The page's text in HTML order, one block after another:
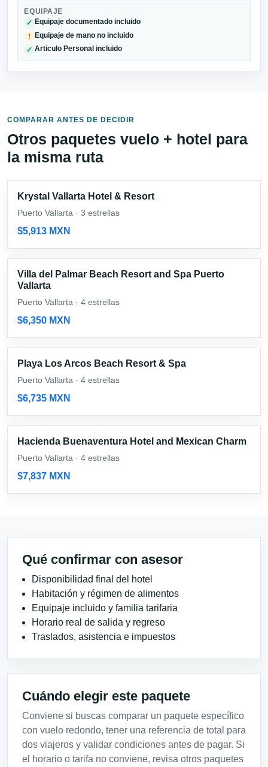
EQUIPAJE
✓ Equipaje documentado incluido
! Equipaje de mano no incluido
✓ Articulo Personal incluido
COMPARAR ANTES DE DECIDIR
Otros paquetes vuelo + hotel para
la misma ruta
Krystal Vallarta Hotel & Resort
Puerto Vallarta · 3 estrellas
$5,913 MXN
Villa del Palmar Beach Resort and Spa Puerto
Vallarta
Puerto Vallarta · 4 estrellas
$6,350 MXN
Playa Los Arcos Beach Resort & Spa
Puerto Vallarta · 4 estrellas
$6,735 MXN
Hacienda Buenaventura Hotel and Mexican Charm
Puerto Vallarta · 4 estrellas
$7,837 MXN
Qué confirmar con asesor
Disponibilidad final del hotel
Habitación y régimen de alimentos
Equipaje incluido y familia tarifaria
Horario real de salida y regreso
Traslados, asistencia e impuestos
Cuándo elegir este paquete
Conviene si buscas comparar un paquete específico
con vuelo redondo, tener una referencia de total para
dos viajeros y validar condiciones antes de pagar. Si
el horario o tarifa no conviene, revisa otros paquetes